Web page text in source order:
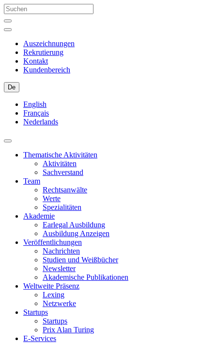
Auszeichnungen
Rekrutierung
Kontakt
Kundenbereich
De
English
Français
Nederlands
Thematische Aktivitäten
Aktivitäten
Sachverstand
Team
Rechtsanwälte
Werte
Spezialitäten
Akademie
Earlegal Ausbildung
Ausbildung Anzeigen
Veröffentlichungen
Nachrichten
Studien und Weißbücher
Newsletter
Akademische Publikationen
Weltweite Präsenz
Lexing
Netzwerke
Startups
Startups
Prix Alan Turing
E-Services